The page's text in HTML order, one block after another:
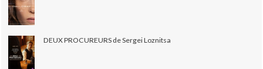
DEUX PROCUREURS de Sergei Loznitsa